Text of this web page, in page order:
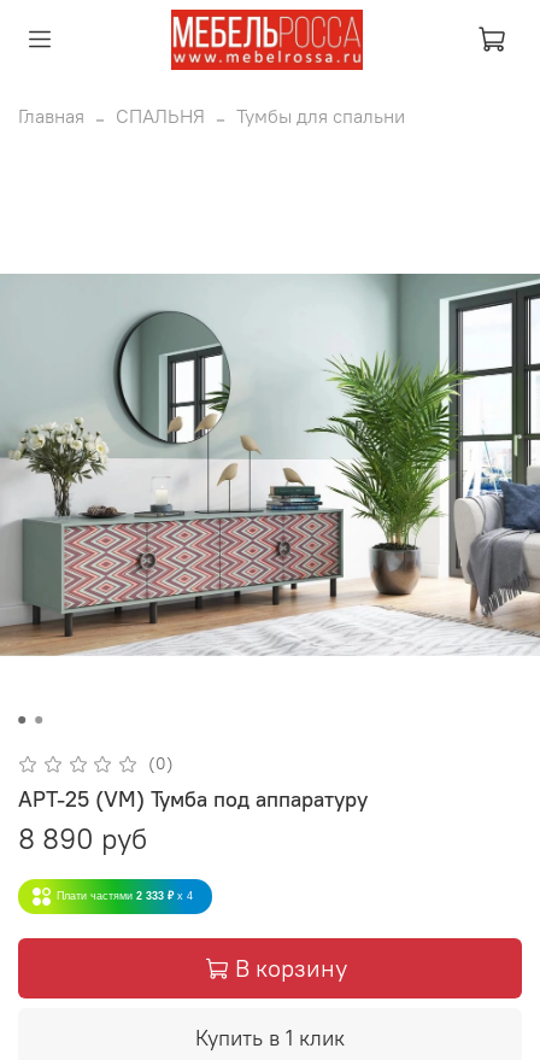
Главная СПАЛЬНЯ Тумбы для спальни
(0)
АРТ-25 (VM) Тумба под аппаратуру
8 890 руб
Плати частями 2 333 ₽ x 4
В корзину
Купить в 1 клик